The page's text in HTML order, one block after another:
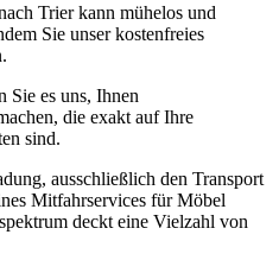
Trier kann mühelos und
Sie unser kostenfreies
Sie es uns, Ihnen
die exakt auf Ihre
sind.
ausschließlich den Transport
Mitfahrservices für Möbel
deckt eine Vielzahl von